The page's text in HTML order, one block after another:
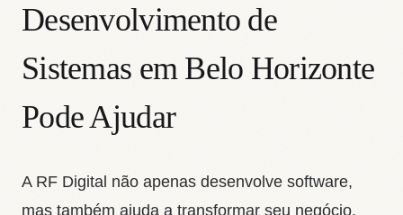
Desenvolvimento de
Sistemas em Belo Horizonte
Pode Ajudar
A RF Digital não apenas desenvolve software,
mas também ajuda a transformar seu negócio.